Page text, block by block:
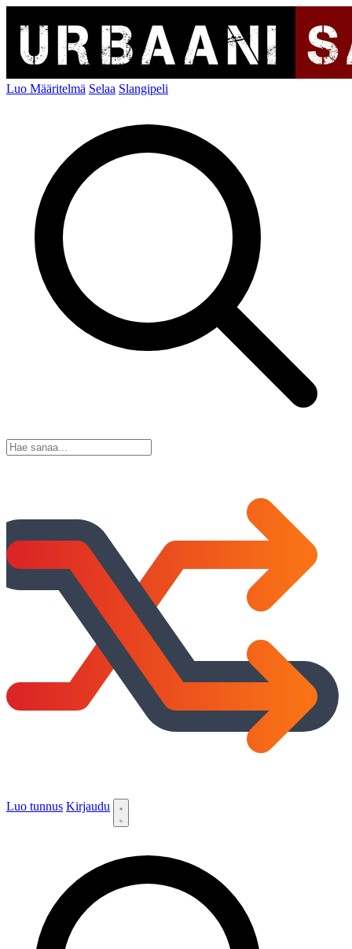
Luo Määritelmä Selaa Slangipeli
Luo tunnus Kirjaudu